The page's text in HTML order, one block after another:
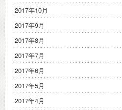
2017年10月
2017年9月
2017年8月
2017年7月
2017年6月
2017年5月
2017年4月